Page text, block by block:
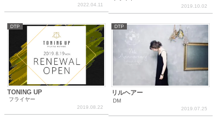
2022.04.11 2019.10.02
DTP
TONING UP
2019.08.22
フライヤー
DTP
リルヘアー
2019.07.25
DM